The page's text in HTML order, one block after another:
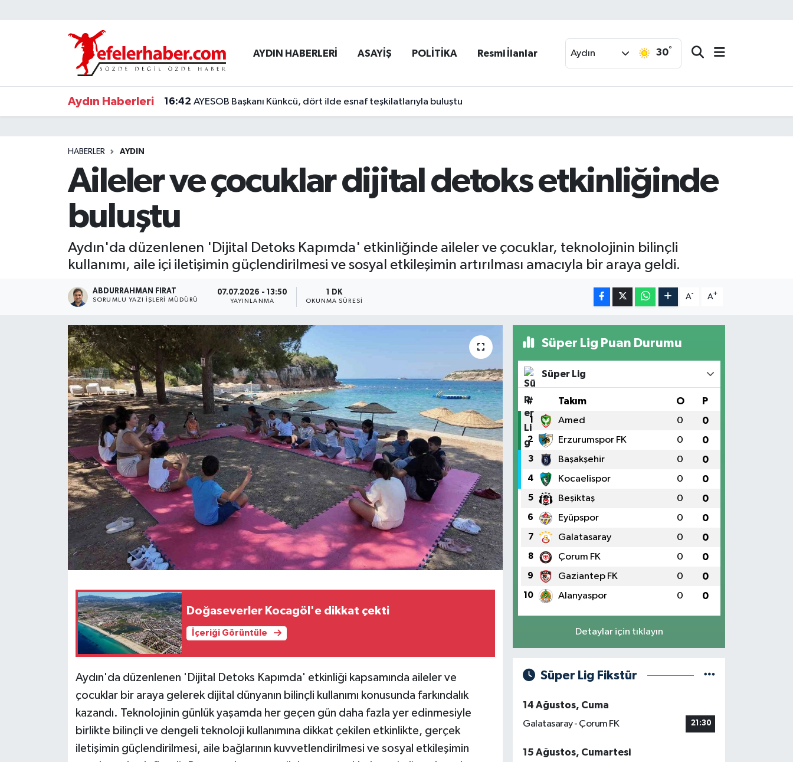
AYDIN HABERLERİ ASAYİŞ POLİTİKA Resmi İlanlar Aydın 30°
Aydın Haberleri 16:42 AYESOB Başkanı Künkcü, dört ilde esnaf teşkilatlarıyla buluştu
HABERLER AYDIN
Aileler ve çocuklar dijital detoks etkinliğinde
buluştu
Aydın'da düzenlenen 'Dijital Detoks Kapımda' etkinliğinde aileler ve çocuklar, teknolojinin bilinçli
kullanımı, aile içi iletişimin güçlendirilmesi ve sosyal etkileşimin artırılması amacıyla bir araya geldi.
ABDURRAHMAN FIRAT
SORUMLU YAZI İŞLERI MÜDÜRÜ
07.07.2026 - 13:50
YAYINLANMA
1 DK
OKUNMA SÜRESI
A- A+
Doğaseverler Kocagöl'e dikkat çekti
İçeriği Görüntüle
Aydın'da düzenlenen 'Dijital Detoks Kapımda' etkinliği kapsamında aileler ve
çocuklar bir araya gelerek dijital dünyanın bilinçli kullanımı konusunda farkındalık
kazandı. Teknolojinin günlük yaşamda her geçen gün daha fazla yer edinmesiyle
birlikte bilinçli ve dengeli teknoloji kullanımına dikkat çekilen etkinlikte, gerçek
iletişimin güçlendirilmesi, aile bağlarının kuvvetlendirilmesi ve sosyal etkileşimin
Süper Lig Puan Durumu
Süper Lig
# Takım O P
1 Amed 0 0
2 Erzurumspor FK 0 0
3 Başakşehir 0 0
4 Kocaelispor 0 0
5 Beşiktaş 0 0
6 Eyüpspor 0 0
7 Galatasaray 0 0
8 Çorum FK 0 0
9 Gaziantep FK 0 0
10 Alanyaspor 0 0
Detaylar için tıklayın
Süper Lig Fikstür
14 Ağustos, Cuma
Galatasaray - Çorum FK
21:30
15 Ağustos, Cumartesi
Nöbetçi Eczaneler
Hava Durumu
Aydin Namaz Vakitleri
Süper Lig Puan Durumu ve Fikstür
Tüm Manşetler
Son Dakika Haberleri
Haber Arşivi